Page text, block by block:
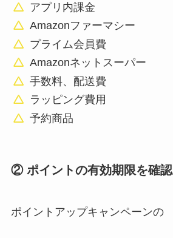
アプリ内課金
Amazonファーマシー
プライム会員費
Amazonネットスーパー
手数料、配送費
ラッピング費用
予約商品
② ポイントの有効期限を確認
ポイントアップキャンペーンの